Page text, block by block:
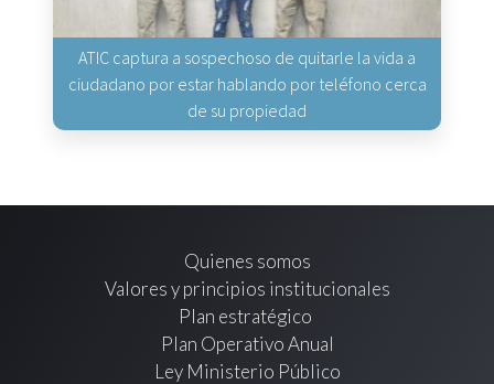
ATIC captura a sospechoso de quitarle la vida a
ciudadano por estar hablando por teléfono cerca
de su propiedad
Quienes somos
Valores y principios institucionales
Plan estratégico
Plan Operativo Anual
Ley Ministerio Público